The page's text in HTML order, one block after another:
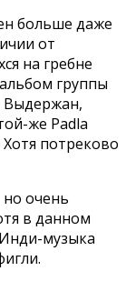
больше даже
от
на гребне
группы
Выдержан,
же Padla
потреково
очень
в данном
музыка